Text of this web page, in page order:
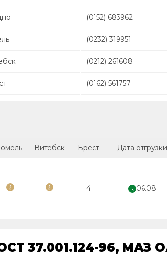
(0152) 683962
(0232) 319951
(0212) 261608
(0162) 561757
Витебск Брест Дата отгрузки
4 06.08
37.001.124-96, МАЗ